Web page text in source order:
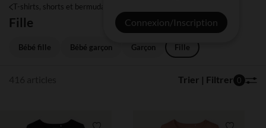
Connexion/Inscription
T-shirts, shorts et bermudas
Fille
Bébé fille Bébé garçon Garçon Fille
Trier | Filtrer 0